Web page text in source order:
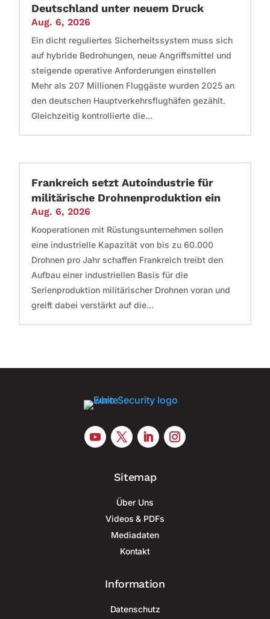
Deutschland unter neuem Druck
Aug. 6, 2026
Ein dicht reguliertes Sicherheitssystem muss sich
auf hybride Bedrohungen, neue Angriffsmittel und
steigende operative Anforderungen einstellen
Mehr als 207 Millionen Fluggäste wurden 2025 an
den deutschen Hauptverkehrsflughäfen gezählt.
Gleichzeitig kontrollierte die...
Frankreich setzt Autoindustrie für
militärische Drohnenproduktion ein
Aug. 6, 2026
Kooperationen mit Rüstungsunternehmen sollen
eine industrielle Kapazität von bis zu 60.000
Drohnen pro Jahr schaffen Frankreich treibt den
Aufbau einer industriellen Basis für die
Serienproduktion militärischer Drohnen voran und
greift dabei verstärkt auf die...
Sitemap
Über Uns
Videos & PDFs
Mediadaten
Kontakt
Information
Datenschutz